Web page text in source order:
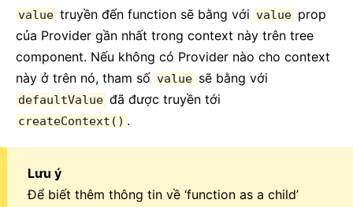
value truyền đến function sẽ bằng với value prop
của Provider gần nhất trong context này trên tree
component. Nếu không có Provider nào cho context
này ở trên nó, tham số value sẽ bằng với
defaultValue đã được truyền tới
createContext() .
Lưu ý
Để biết thêm thông tin về ‘function as a child’